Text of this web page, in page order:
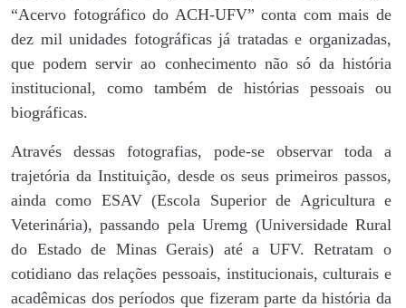
“Acervo fotográfico do ACH-UFV” conta com mais de
dez mil unidades fotográficas já tratadas e organizadas,
que podem servir ao conhecimento não só da história
institucional, como também de histórias pessoais ou
biográficas.
Através dessas fotografias, pode-se observar toda a
trajetória da Instituição, desde os seus primeiros passos,
ainda como ESAV (Escola Superior de Agricultura e
Veterinária), passando pela Uremg (Universidade Rural
do Estado de Minas Gerais) até a UFV. Retratam o
cotidiano das relações pessoais, institucionais, culturais e
acadêmicas dos períodos que fizeram parte da história da